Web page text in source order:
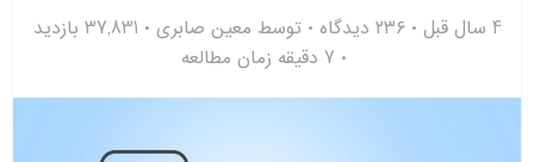
4 سال قبل ۲۳۶ دیدگاه توسط معین صابری
37,831 بازدید
7 دقیقه زمان مطالعه